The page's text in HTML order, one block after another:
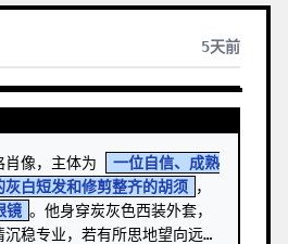
5天前
肖像，主体为
一位自信、成熟
灰白短发和修剪整齐的胡须 ，
镜 。他身穿炭灰色西装外套，
沉稳专业，若有所思地望向远